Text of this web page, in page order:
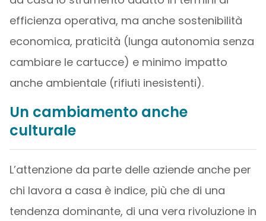
efficienza operativa, ma anche sostenibilità
economica, praticità (lunga autonomia senza
cambiare le cartucce) e minimo impatto
anche ambientale (rifiuti inesistenti).
Un cambiamento anche
culturale
L’attenzione da parte delle aziende anche per
chi lavora a casa è indice, più che di una
tendenza dominante, di una vera rivoluzione in